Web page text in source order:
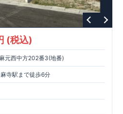
(税込)
元西中方202番3(地番)
寺駅まで徒歩6分